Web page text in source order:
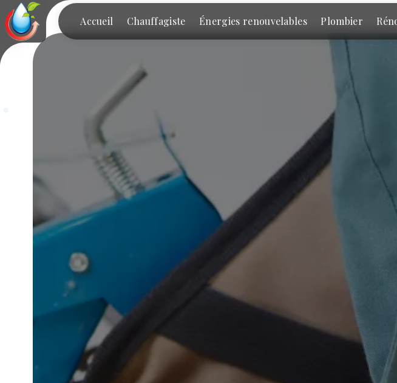
Accueil Chauffagiste Énergies renouvelables Plombier
Panneau de gestion des cookies